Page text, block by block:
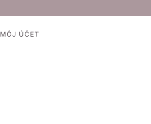
MÔJ ÚČET